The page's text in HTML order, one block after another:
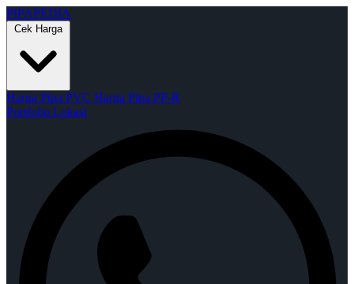
PIPAPEDIA
Cek Harga
Harga Pipa PVC Harga Pipa PP-R
Portfolio Lokasi